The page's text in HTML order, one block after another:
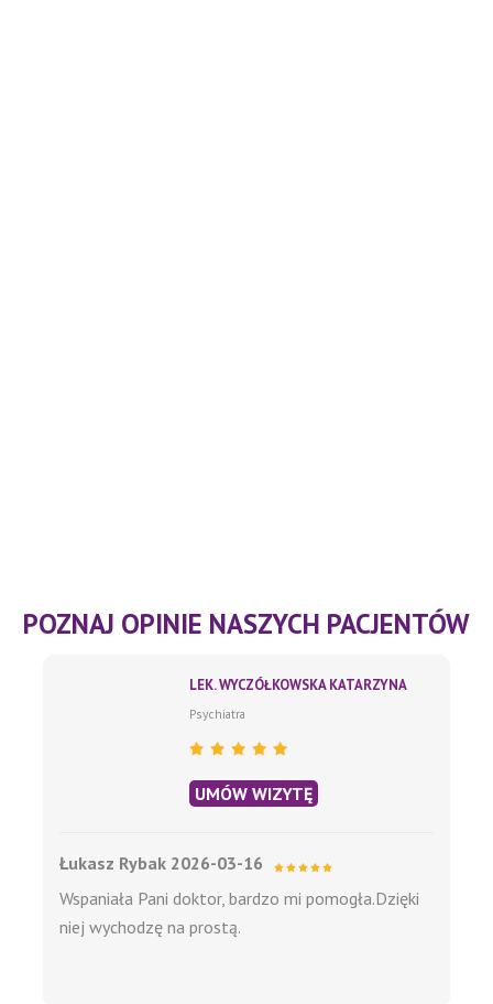
POZNAJ OPINIE NASZYCH PACJENTÓW
LEK. WYCZÓŁKOWSKA KATARZYNA
Psychiatra
UMÓW WIZYTĘ
Łukasz Rybak 2026-03-16
Wspaniała Pani doktor, bardzo mi pomogła.Dzięki
niej wychodzę na prostą.